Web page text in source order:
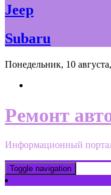
Jeep
Subaru
Понедельник, 10
Ремонт
Информационный
Toggle navigation